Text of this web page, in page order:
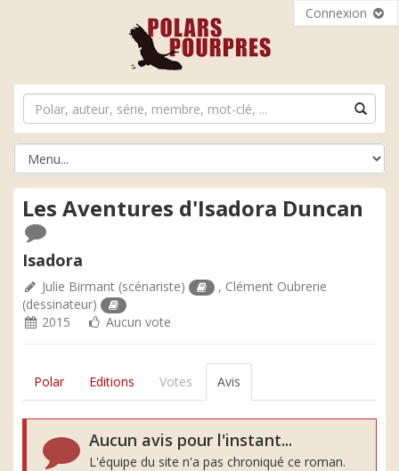
Connexion
Les Aventures d'Isadora Duncan
Isadora
Julie Birmant (scénariste) , Clément Oubrerie
(dessinateur)
2015
Aucun vote
Polar Editions Votes Avis
Aucun avis pour l'instant...
L'équipe du site n'a pas chroniqué ce roman.